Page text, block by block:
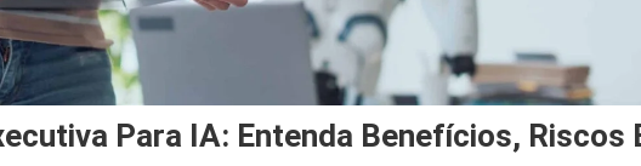
Para IA: Entenda Benefícios, Riscos